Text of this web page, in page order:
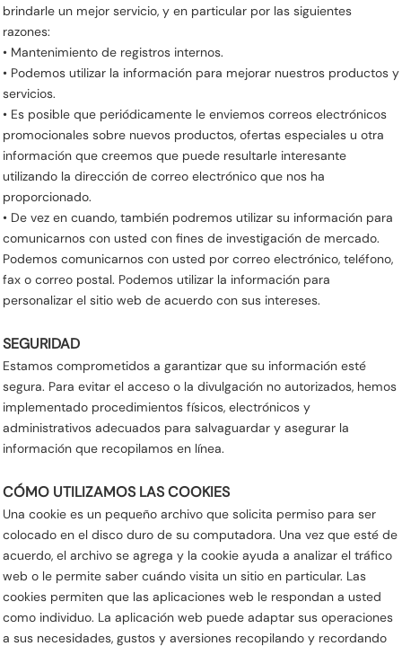
brindarle un mejor servicio, y en particular por las siguientes
razones:
• Mantenimiento de registros internos.
• Podemos utilizar la información para mejorar nuestros productos y
servicios.
• Es posible que periódicamente le enviemos correos electrónicos
promocionales sobre nuevos productos, ofertas especiales u otra
información que creemos que puede resultarle interesante
utilizando la dirección de correo electrónico que nos ha
proporcionado.
• De vez en cuando, también podremos utilizar su información para
comunicarnos con usted con fines de investigación de mercado.
Podemos comunicarnos con usted por correo electrónico, teléfono,
fax o correo postal. Podemos utilizar la información para
personalizar el sitio web de acuerdo con sus intereses.
SEGURIDAD
Estamos comprometidos a garantizar que su información esté
segura. Para evitar el acceso o la divulgación no autorizados, hemos
implementado procedimientos físicos, electrónicos y
administrativos adecuados para salvaguardar y asegurar la
información que recopilamos en línea.
CÓMO UTILIZAMOS LAS COOKIES
Una cookie es un pequeño archivo que solicita permiso para ser
colocado en el disco duro de su computadora. Una vez que esté de
acuerdo, el archivo se agrega y la cookie ayuda a analizar el tráfico
web o le permite saber cuándo visita un sitio en particular. Las
cookies permiten que las aplicaciones web le respondan a usted
como individuo. La aplicación web puede adaptar sus operaciones
a sus necesidades, gustos y aversiones recopilando y recordando